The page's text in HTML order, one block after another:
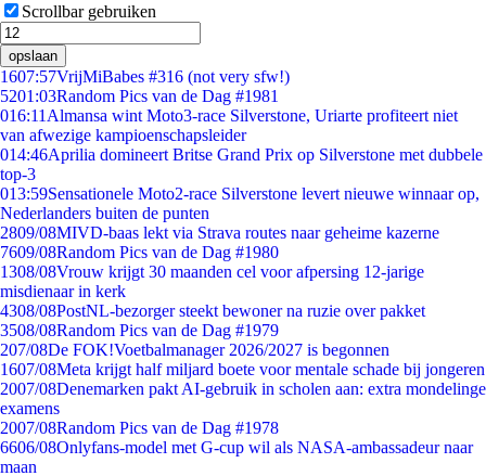
Scrollbar gebruiken
opslaan
1607:57VrijMiBabes #316 (not very sfw!)
5201:03Random Pics van de Dag #1981
016:11 Almansa wint Moto3-race Silverstone, Uriarte profiteert niet
van afwezige kampioenschapsleider
014:46Aprilia domineert Britse Grand Prix op Silverstone met dubbele
top-3
013:59Sensationele Moto2-race Silverstone levert nieuwe winnaar op,
Nederlanders buiten de punten
2809/08MIVD-baas lekt via Strava routes naar geheime kazerne
7609/08Random Pics van de Dag #1980
1308/08Vrouw krijgt 30 maanden cel voor afpersing 12-jarige
misdienaar in kerk
4308/08PostNL-bezorger steekt bewoner na ruzie over pakket
3508/08Random Pics van de Dag #1979
207/08De FOK!Voetbalmanager 2026/2027 is begonnen
1607/08Meta krijgt half miljard boete voor mentale schade bij jongeren
2007/08Denemarken pakt AI-gebruik in scholen aan: extra mondelinge
examens
2007/08Random Pics van de Dag #1978
6606/08Onlyfans-model met G-cup wil als NASA-ambassadeur naar
maan